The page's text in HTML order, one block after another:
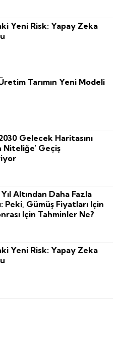
Yeni Risk: Yapay Zeka
Tarımın Yeni Modeli
Gelecek Haritasını
Niteliğe' Geçiş
Altından Daha Fazla
Peki, Gümüş Fiyatları Için
Için Tahminler Ne?
Yeni Risk: Yapay Zeka